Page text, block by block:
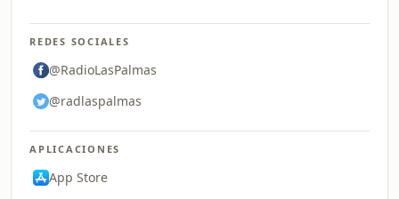
REDES SOCIALES
@RadioLasPalmas
@radlaspalmas
APLICACIONES
App Store